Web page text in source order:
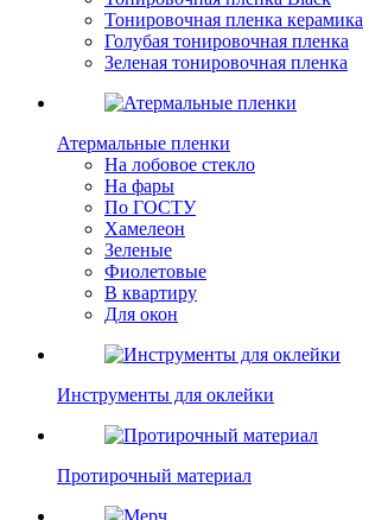
Тонировочная пленка керамика
Голубая тонировочная пленка
Зеленая тонировочная пленка
Атермальные пленки
На лобовое стекло
На фары
По ГОСТУ
Хамелеон
Зеленые
Фиолетовые
В квартиру
Для окон
Инструменты для оклейки
Протирочный материал